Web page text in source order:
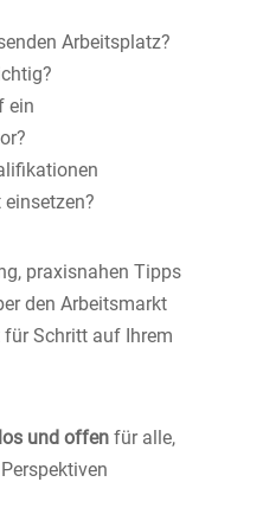
Arbeitsplatz?
ein
praxisnahen Tipps
den Arbeitsmarkt
Schritt auf Ihrem
und offenfür alle,